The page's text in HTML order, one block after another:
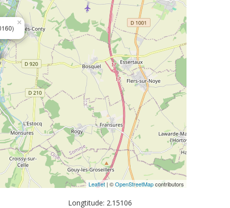
×
Leaflet | ©OpenStreetMapcontributors
Longtitude: 2.15106